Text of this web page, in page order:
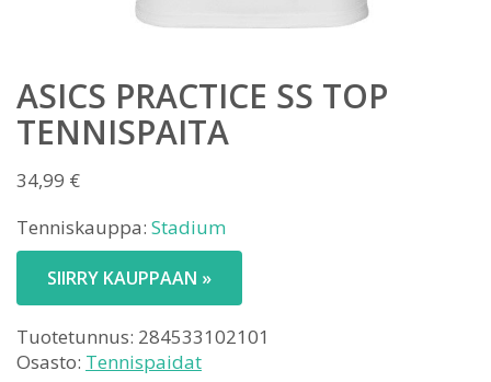
ASICS PRACTICE SS TOP
TENNISPAITA
34,99 €
Tenniskauppa: Stadium
SIIRRY KAUPPAAN »
Tuotetunnus: 284533102101
Osasto: Tennispaidat